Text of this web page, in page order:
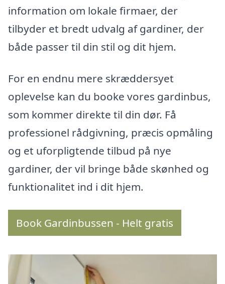
information om lokale firmaer, der
tilbyder et bredt udvalg af gardiner, der
både passer til din stil og dit hjem.
For en endnu mere skræddersyet
oplevelse kan du booke vores gardinbus,
som kommer direkte til din dør. Få
professionel rådgivning, præcis opmåling
og et uforpligtende tilbud på nye
gardiner, der vil bringe både skønhed og
funktionalitet ind i dit hjem.
Book Gardinbussen - Helt gratis